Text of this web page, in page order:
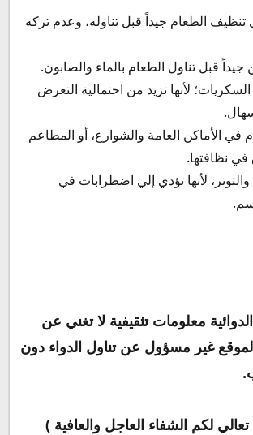
الطعام جيداً قبل تناوله، وعدم تركه
جيداً قبل تناول الطعام بالماء والصابون.
لأنها تزيد من احتمالية التعرض
في الأماكن العامة والشوارع، أو المطاعم
في نظافتها.
لأنها تؤدي إلي اضطرابات في
معلومات تثقيفية لا تغني عن
غير مسؤول عن تناول الدواء دون
لكم الشفاء العاجل والعافية )